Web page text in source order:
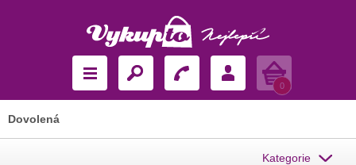
Košík
0
Dovolená
Kategorie